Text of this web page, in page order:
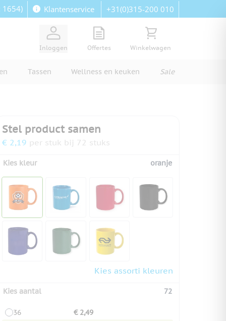
1654) Klantenservice +31(0)315-200 010
Inloggen
View quote, Quote is empty
Offertes
Bekijk winkelwagen,
Winkelwagen
Tassen Wellness en keuken Sale
Stel product samen
€ 2,19 per stuk bij 72 stuks
Kies kleur oranje
Kies assorti kleuren
Kies aantal 72
36
€ 2,49